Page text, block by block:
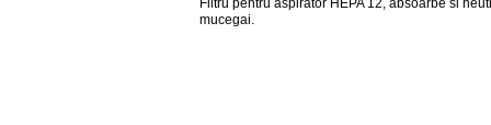
Filtru pentru aspirator HEPA 12, absoarbe si
mucegai.